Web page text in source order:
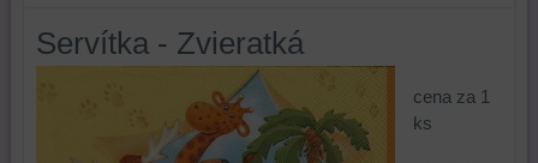
Servítka - Zvieratká
cena za 1
ks